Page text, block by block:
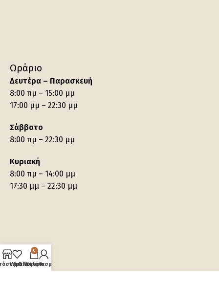
Ωράριο
Δευτέρα – Παρασκευή
8:00 πμ – 15:00 μμ
17:00 μμ – 22:30 μμ
Σάββατο
8:00 πμ – 22:30 μμ
Κυριακή
8:00 πμ – 14:00 μμ
17:30 μμ – 22:30 μμ
Wishlist
0
Καλάθι
Ο λογαριασμός μου